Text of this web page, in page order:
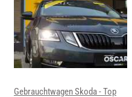
Gebrauchtwagen Skoda - Top